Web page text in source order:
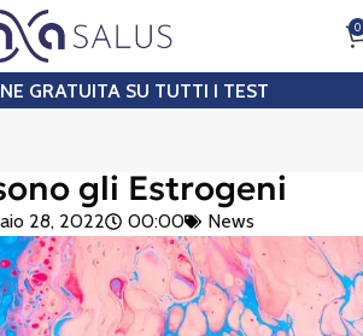
0
GRATUITA SU TUTTI I TEST
gli Estrogeni
28, 2022 00:00 News